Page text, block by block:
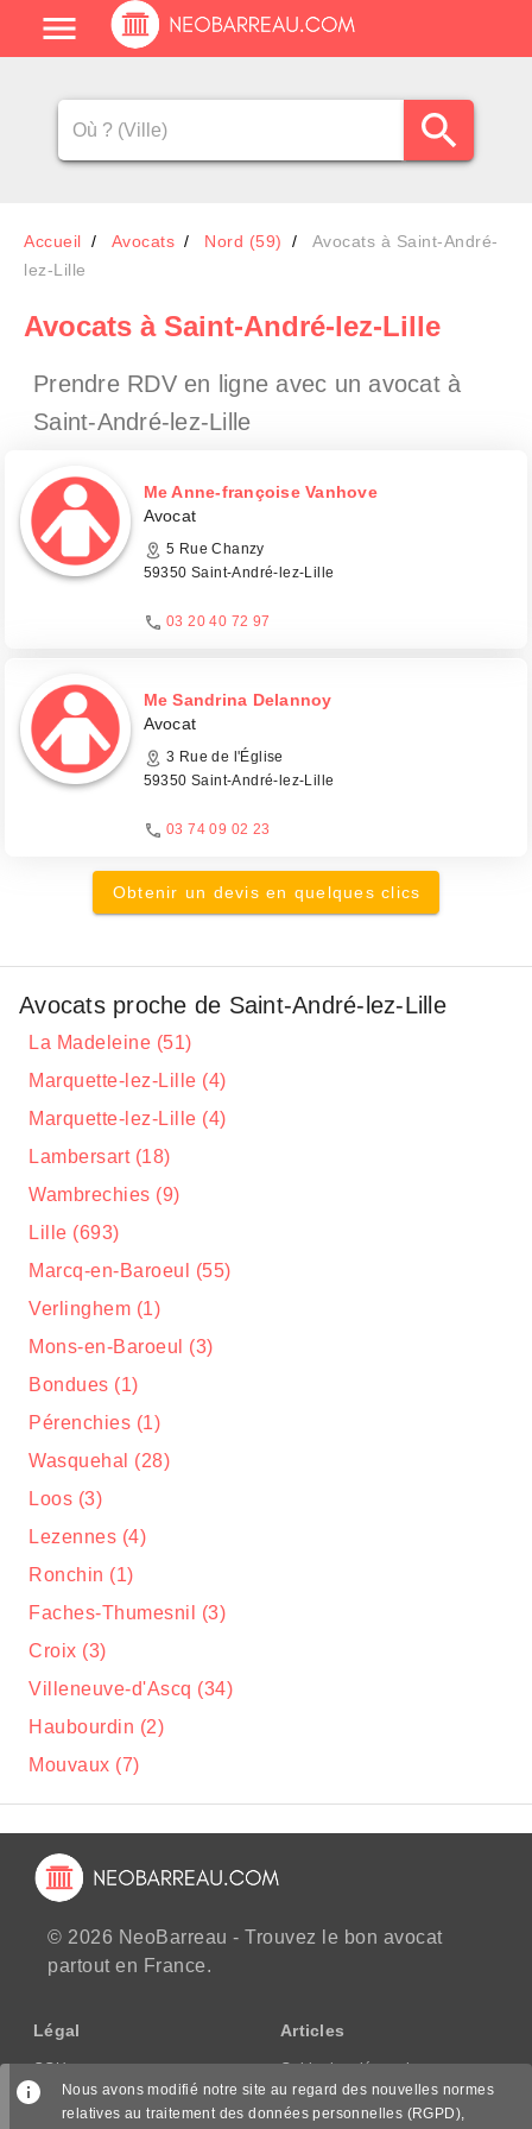
Accueil Avocats Nord (59)
Avocats à Saint-André-
lez-Lille
Avocats à Saint-André-lez-Lille
Prendre RDV en ligne avec un avocat à
Saint-André-lez-Lille
Me Anne-françoise Vanhove
Avocat
5 Rue Chanzy
59350 Saint-André-lez-Lille
03 20 40 72 97
Me Sandrina Delannoy
Avocat
3 Rue de l'Église
59350 Saint-André-lez-Lille
03 74 09 02 23
Obtenir un devis en quelques clics
Avocats proche de Saint-André-lez-Lille
La Madeleine (51)
Marquette-lez-Lille (4)
Marquette-lez-Lille (4)
Lambersart (18)
Wambrechies (9)
Lille (693)
Marcq-en-Baroeul (55)
Verlinghem (1)
Mons-en-Baroeul (3)
Bondues (1)
Pérenchies (1)
Wasquehal (28)
Loos (3)
Lezennes (4)
Ronchin (1)
Faches-Thumesnil (3)
Croix (3)
Villeneuve-d'Ascq (34)
Haubourdin (2)
Mouvaux (7)
© 2026 NeoBarreau - Trouvez le bon avocat
partout en France.
Légal
CGU
CGV/CPPS
Articles
Guide des démarches
Nous avons modifié notre site au regard des nouvelles normes
relatives au traitement des données personnelles (RGPD),